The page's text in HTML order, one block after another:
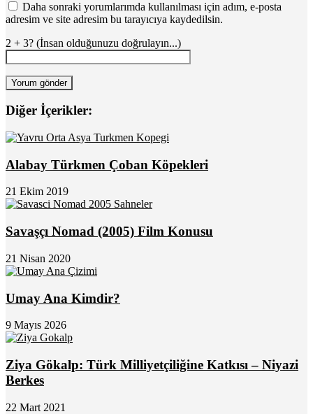
Daha sonraki yorumlarımda kullanılması için adım, e-posta
adresim ve site adresim bu tarayıcıya kaydedilsin.
2 + 3? (İnsan olduğunuzu doğrulayın...)
Diğer İçerikler:
Alabay Türkmen Çoban Köpekleri
21 Ekim 2019
Savaşçı Nomad (2005) Film Konusu
21 Nisan 2020
Umay Ana Kimdir?
9 Mayıs 2026
Ziya Gökalp: Türk Milliyetçiliğine Katkısı – Niyazi
Berkes
22 Mart 2021